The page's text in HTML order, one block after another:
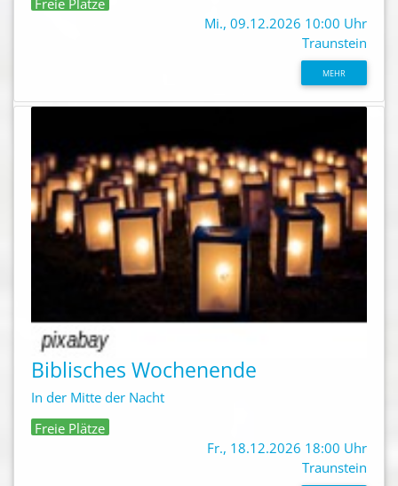
Mi., 09.12.2026 10:00 Uhr
Traunstein
MEHR
Biblisches Wochenende
In der Mitte der Nacht
Freie Plätze
Fr., 18.12.2026 18:00 Uhr
Traunstein